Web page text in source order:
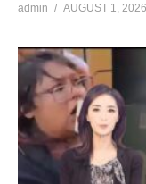
admin AUGUST 1, 2026